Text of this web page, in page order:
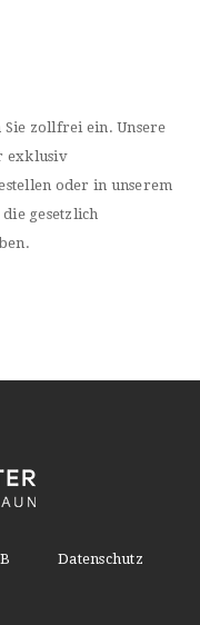
Sie zollfrei ein. Unsere
exklusiv
oder in unserem
gesetzlich
Datenschutz